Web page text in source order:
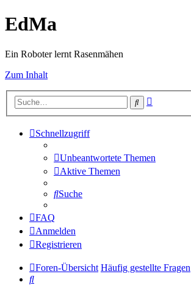
EdMa
Ein Roboter lernt Rasenmähen
Zum Inhalt
Suche
Schnellzugriff
Unbeantwortete Themen
Aktive Themen
Suche
FAQ
Anmelden
Registrieren
Foren-Übersicht Häufig gestellte Fragen
Suche